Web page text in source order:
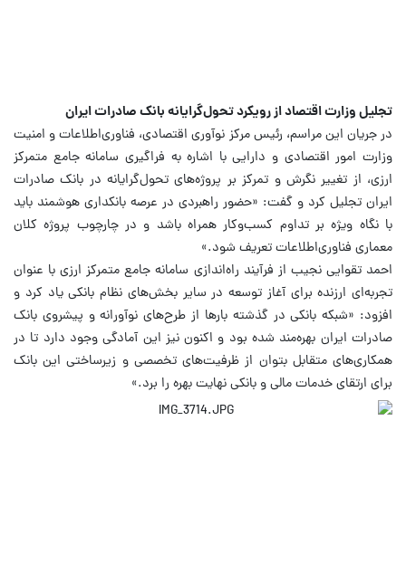
تجلیل وزارت اقتصاد از رویکرد تحول‌گرایانه بانک صادرات ایران
در جریان این مراسم، رئیس مرکز نوآوری اقتصادی، فناوری‌اطلاعات و امنیت
وزارت امور اقتصادی و دارایی با اشاره به فراگیری سامانه جامع متمرکز
ارزی، از تغییر نگرش و تمرکز بر پروژه‌های تحول‌گرایانه در بانک صادرات
ایران تجلیل کرد و گفت: «حضور راهبردی در عرصه بانکداری هوشمند باید
با نگاه ویژه بر تداوم کسب‌وکار همراه باشد و در چارچوب پروژه‌ کلان
معماری فناوری‌اطلاعات تعریف شود.»
احمد تقوایی نجیب از فرآیند راه‌اندازی سامانه جامع متمرکز ارزی با عنوان
تجربه‌ای ارزنده برای آغاز توسعه در سایر بخش‌های نظام بانکی یاد کرد و
افزود: «شبکه بانکی در گذشته بارها از طرح‌های نوآورانه و پیشروی بانک
صادرات ایران بهره‌مند شده بود و اکنون نیز این آمادگی وجود دارد تا در
همکاری‌های متقابل بتوان از ظرفیت‌های تخصصی و زیرساختی این بانک
برای ارتقای خدمات مالی و بانکی نهایت بهره را برد.»